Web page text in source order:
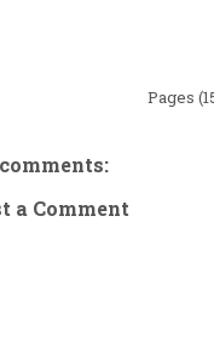
Pages
a Comment